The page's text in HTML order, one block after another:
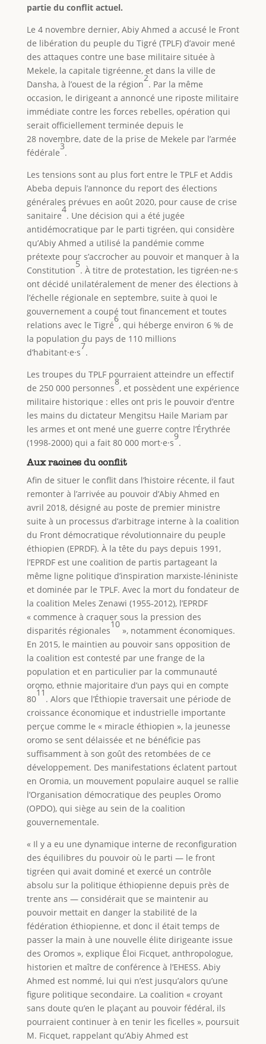
partie du conflit actuel.
Le 4 novembre dernier, Abiy Ahmed a accusé le Front
de libération du peuple du Tigré (TPLF) d’avoir mené
des attaques contre une base militaire située à
Mekele, la capitale tigréenne, et dans la ville de
Dansha, à l’ouest de la région
2
. Par la même
occasion, le dirigeant a annoncé une riposte militaire
immédiate contre les forces rebelles, opération qui
serait officiellement terminée depuis le
28 novembre, date de la prise de Mekele par l’armée
fédérale
3
.
Les tensions sont au plus fort entre le TPLF et Addis
Abeba depuis l’annonce du report des élections
générales prévues en août 2020, pour cause de crise
sanitaire
4
. Une décision qui a été jugée
antidémocratique par le parti tigréen, qui considère
qu’Abiy Ahmed a utilisé la pandémie comme
prétexte pour s’accrocher au pouvoir et manquer à la
Constitution
5
. À titre de protestation, les tigréen·ne·s
ont décidé unilatéralement de mener des élections à
l’échelle régionale en septembre, suite à quoi le
gouvernement a coupé tout financement et toutes
relations avec le Tigré
6
, qui héberge environ 6 % de
la population du pays de 110 millions
d’habitant·e·s
7
.
Les troupes du TPLF pourraient atteindre un effectif
de 250 000 personnes
8
, et possèdent une expérience
militaire historique : elles ont pris le pouvoir d’entre
les mains du dictateur Mengitsu Haile Mariam par
les armes et ont mené une guerre contre l’Érythrée
(1998-2000) qui a fait 80 000 mort·e·s
9
.
Aux racines du conflit
Afin de situer le conflit dans l’histoire récente, il faut
remonter à l’arrivée au pouvoir d’Abiy Ahmed en
avril 2018, désigné au poste de premier ministre
suite à un processus d’arbitrage interne à la coalition
du Front démocratique révolutionnaire du peuple
éthiopien (EPRDF). À la tête du pays depuis 1991,
l’EPRDF est une coalition de partis partageant la
même ligne politique d’inspiration marxiste-léniniste
et dominée par le TPLF. Avec la mort du fondateur de
la coalition Meles Zenawi (1955-2012), l’EPRDF
« commence à craquer sous la pression des
disparités régionales
10
», notamment économiques.
En 2015, le maintien au pouvoir sans opposition de
la coalition est contesté par une frange de la
population et en particulier par la communauté
oromo, ethnie majoritaire d’un pays qui en compte
80
11
. Alors que l’Éthiopie traversait une période de
croissance économique et industrielle importante
perçue comme le « miracle éthiopien », la jeunesse
oromo se sent délaissée et ne bénéficie pas
suffisamment à son goût des retombées de ce
développement. Des manifestations éclatent partout
en Oromia, un mouvement populaire auquel se rallie
l’Organisation démocratique des peuples Oromo
(OPDO), qui siège au sein de la coalition
gouvernementale.
« Il y a eu une dynamique interne de reconfiguration
des équilibres du pouvoir où le parti — le front
tigréen qui avait dominé et exercé un contrôle
absolu sur la politique éthiopienne depuis près de
trente ans — considérait que se maintenir au
pouvoir mettait en danger la stabilité de la
fédération éthiopienne, et donc il était temps de
passer la main à une nouvelle élite dirigeante issue
des Oromos », explique Éloi Ficquet, anthropologue,
historien et maître de conférence à l’EHESS. Abiy
Ahmed est nommé, lui qui n’est jusqu’alors qu’une
figure politique secondaire. La coalition « croyant
sans doute qu’en le plaçant au pouvoir fédéral, ils
pourraient continuer à en tenir les ficelles », poursuit
M. Ficquet, rappelant qu’Abiy Ahmed est